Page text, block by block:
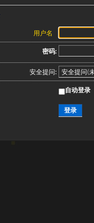
用户名
密码:
安全提问:
自动登录
登录